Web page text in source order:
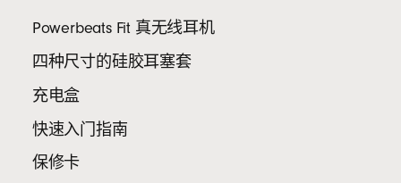
Powerbeats Fit 真无线耳机
四种尺寸的硅胶耳塞套
充电盒
快速入门指南
保修卡